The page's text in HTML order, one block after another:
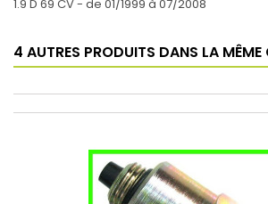
1.9 D 69 CV - de 01/1999 à 07/2008
4 AUTRES PRODUITS DANS LA MÊME